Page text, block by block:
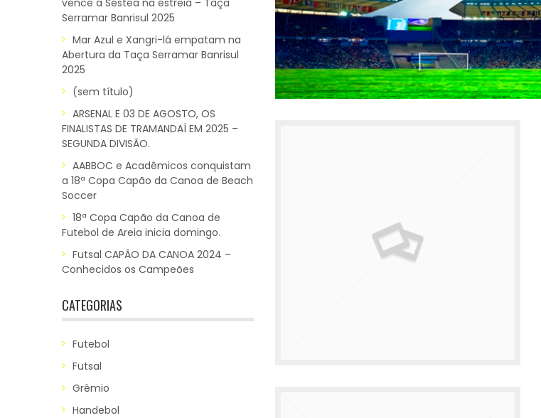
Serramar Banrisul 2025
Mar Azul e Xangri-lá empatam na
Abertura da Taça Serramar Banrisul
2025
(sem título)
ARSENAL E 03 DE AGOSTO, OS
FINALISTAS DE TRAMANDAÍ EM 2025 –
SEGUNDA DIVISÃO.
AABBOC e Acadêmicos conquistam
a 18ª Copa Capão da Canoa de Beach
Soccer
18ª Copa Capão da Canoa de
Futebol de Areia inicia domingo.
Futsal CAPÃO DA CANOA 2024 –
Conhecidos os Campeões
CATEGORIAS
Futebol
Futsal
Grêmio
Handebol